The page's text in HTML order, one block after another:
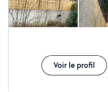
Voir le profil